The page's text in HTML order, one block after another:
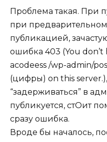
Проблема такая. При
при
публикацией,
ошибка 403 (You don’t
acodeess /wp-admin/
(цифры) on this
“задерживаться” в
публикуется, стОит
сразу ошибка.
Вроде бы началось,